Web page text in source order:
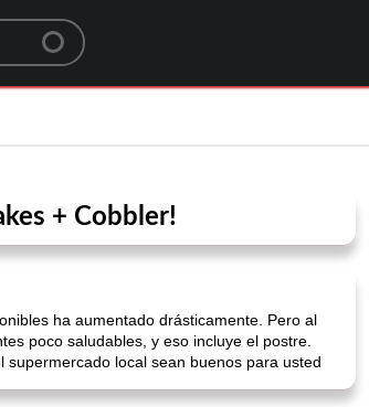
+ Cobbler!
ha aumentado drásticamente. Pero al
poco saludables, y eso incluye el postre.
local sean buenos para usted